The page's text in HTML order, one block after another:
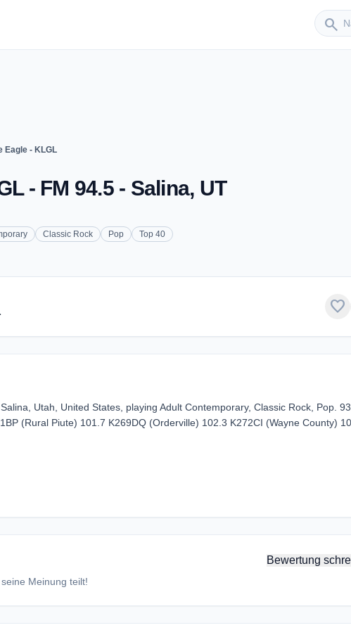
search
Sender
Eagle - KLGL
- FM 94.5 - Salina, UT
Classic Rock Pop Top 40
favorite
Utah, United States, playing Adult Contemporary, Classic Rock, Pop.
(Rural Piute) 101.7 K269DQ (Orderville) 102.3 K272CI (Wayne County)
Bewertung
Meinung teilt!